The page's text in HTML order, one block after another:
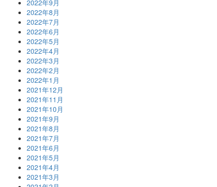
2022年9月
2022年8月
2022年7月
2022年6月
2022年5月
2022年4月
2022年3月
2022年2月
2022年1月
2021年12月
2021年11月
2021年10月
2021年9月
2021年8月
2021年7月
2021年6月
2021年5月
2021年4月
2021年3月